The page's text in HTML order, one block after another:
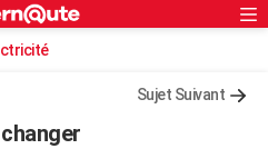
Sujet Suivant